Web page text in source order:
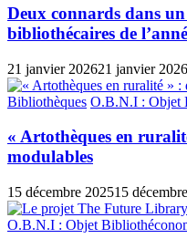
Deux connards dans
bibliothécaires de
21 janvier 202621 janvier 2026
Bibliothèques O.B.N.I : Objet
« Artothèques en
modulables
15 décembre 202515
O.B.N.I : Objet